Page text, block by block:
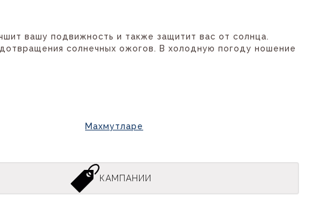
вашу подвижность и также защитит вас от солнца.
солнечных ожогов. В холодную погоду ношение
Махмутларе
КАМПАНИИ